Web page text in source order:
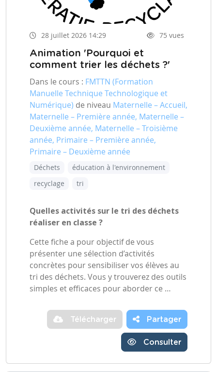
28 juillet 2026 14:29 75 vues
Animation 'Pourquoi et
comment trier les déchets ?'
Dans le cours : FMTTN (Formation
Manuelle Technique Technologique et
Numérique) de niveau Maternelle – Accueil,
Maternelle – Première année, Maternelle –
Deuxième année, Maternelle – Troisième
année, Primaire – Première année,
Primaire – Deuxième année
Déchets
éducation à l'environnement
recyclage
tri
Quelles activités sur le tri des déchets
réaliser en classe ?
Cette fiche a pour objectif de vous
présenter une sélection d’activités
concrètes pour sensibiliser vos élèves au
tri des déchets. Vous y trouverez des outils
simples et efficaces pour aborder ce …
Télécharger Partager
Consulter